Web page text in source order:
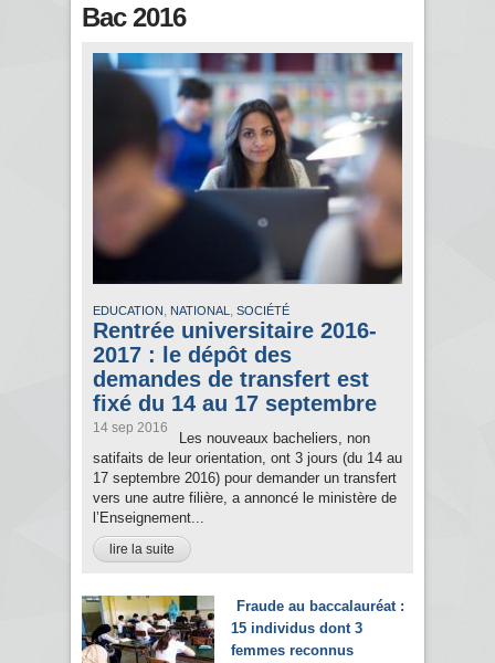
Bac 2016
EDUCATION , NATIONAL , SOCIÉTÉ
Rentrée universitaire 2016-
2017 : le dépôt des
demandes de transfert est
fixé du 14 au 17 septembre
14 sep 2016
Les nouveaux bacheliers, non
satifaits de leur orientation, ont 3 jours (du 14 au
17 septembre 2016) pour demander un transfert
vers une autre filière, a annoncé le ministère de
l’Enseignement...
lire la suite
Fraude au baccalauréat :
15 individus dont 3
femmes reconnus